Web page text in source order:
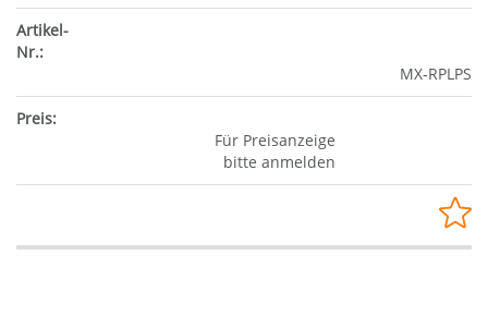
MX-RPLPS
Für Preisanzeige
bitte anmelden